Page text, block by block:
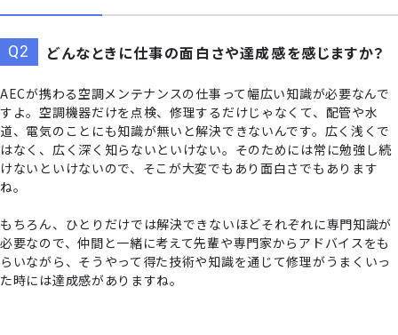
どんなときに仕事の面白さや達成感を感じますか？
AECが携わる空調メンテナンスの仕事って幅広い知識が必要なんで
すよ。空調機器だけを点検、修理するだけじゃなくて、配管や水
道、電気のことにも知識が無いと解決できないんです。広く浅くで
はなく、広く深く知らないといけない。そのためには常に勉強し続
けないといけないので、そこが大変でもあり面白さでもあります
ね。
もちろん、ひとりだけでは解決できないほどそれぞれに専門知識が
必要なので、仲間と一緒に考えて先輩や専門家からアドバイスをも
らいながら、そうやって得た技術や知識を通じて修理がうまくいっ
た時には達成感がありますね。